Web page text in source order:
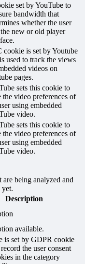
set by YouTube to
bandwidth that
whether the user
the new or old player
cookie is set by Youtube
used to track the views
videos on
pages.
sets this cookie to
the video preferences of
using embedded
video.
sets this cookie to
the video preferences of
using embedded
video.
are being analyzed and
yet.
Description
available.
is set by GDPR cookie
the user consent
in the category